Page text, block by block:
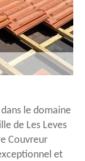
le domaine
de Les Leves
Couvreur
et